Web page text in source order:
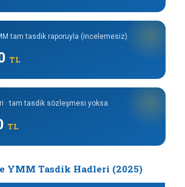
tam tasdik raporuyla (incelemesiz)
TL
· tam tasdik sözleşmesi yoksa
TL
YMM Tasdik Hadleri (2025)